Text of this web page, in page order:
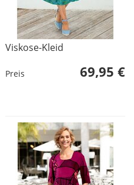
Viskose-Kleid
Preis 69,95 €